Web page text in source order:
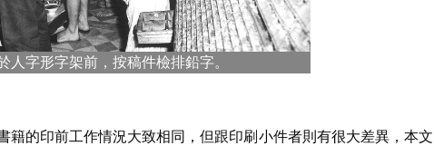
人字形字架前，按稿件檢排鉛字。
籍的印前工作情況大致相同，但跟印刷小件者則有很大差異，本文